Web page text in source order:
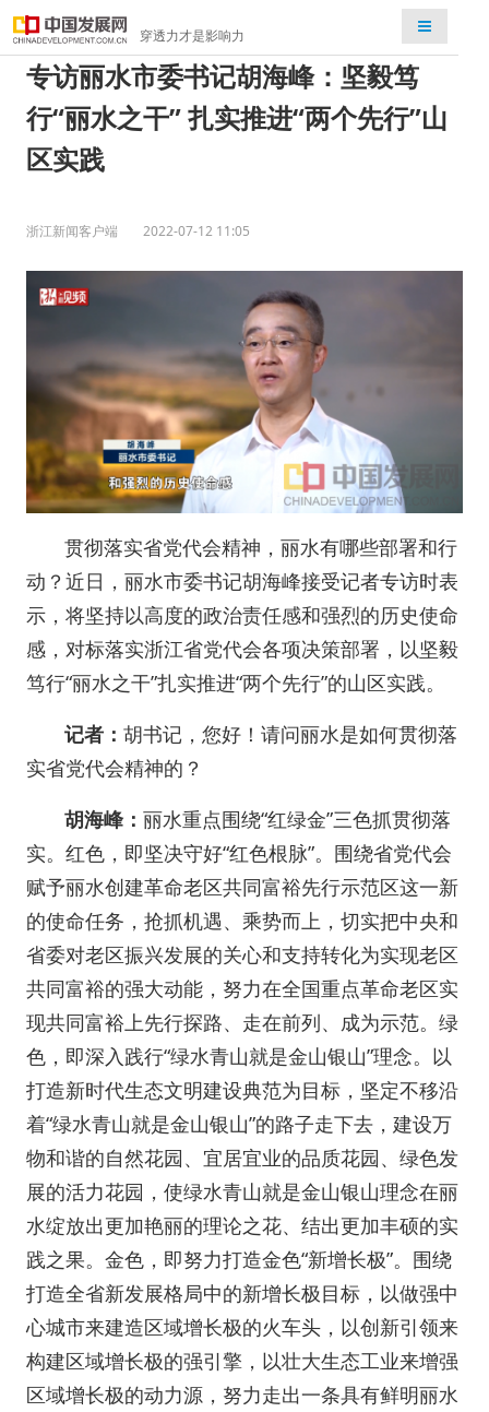
穿透力才是影响力
检索
专访丽水市委书记胡海峰：坚毅笃
行“丽水之干” 扎实推进“两个先行”山
区实践
浙江新闻客户端 2022-07-12 11:05
贯彻落实省党代会精神，丽水有哪些部署和行
动？近日，丽水市委书记胡海峰接受记者专访时表
示，将坚持以高度的政治责任感和强烈的历史使命
感，对标落实浙江省党代会各项决策部署，以坚毅
笃行“丽水之干”扎实推进“两个先行”的山区实践。
记者：胡书记，您好！请问丽水是如何贯彻落
实省党代会精神的？
胡海峰：丽水重点围绕“红绿金”三色抓贯彻落
实。红色，即坚决守好“红色根脉”。围绕省党代会
赋予丽水创建革命老区共同富裕先行示范区这一新
的使命任务，抢抓机遇、乘势而上，切实把中央和
省委对老区振兴发展的关心和支持转化为实现老区
共同富裕的强大动能，努力在全国重点革命老区实
现共同富裕上先行探路、走在前列、成为示范。绿
色，即深入践行“绿水青山就是金山银山”理念。以
打造新时代生态文明建设典范为目标，坚定不移沿
着“绿水青山就是金山银山”的路子走下去，建设万
物和谐的自然花园、宜居宜业的品质花园、绿色发
展的活力花园，使绿水青山就是金山银山理念在丽
水绽放出更加艳丽的理论之花、结出更加丰硕的实
践之果。金色，即努力打造金色“新增长极”。围绕
打造全省新发展格局中的新增长极目标，以做强中
心城市来建造区域增长极的火车头，以创新引领来
构建区域增长极的强引擎，以壮大生态工业来增强
区域增长极的动力源，努力走出一条具有鲜明丽水